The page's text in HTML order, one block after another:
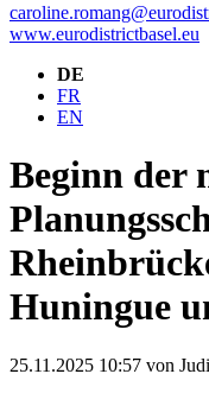
www.eurodistrictbasel.eu
DE
FR
EN
Beginn der
Huningue
25.11.2025 10:57 von